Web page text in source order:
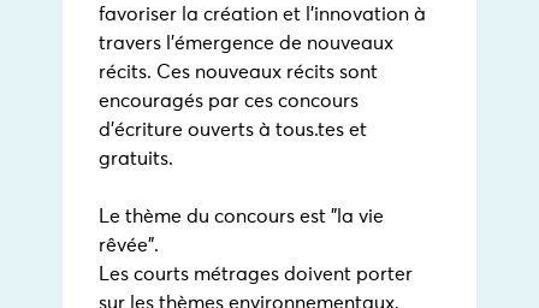
favoriser la création et l’innovation à
travers l’émergence de nouveaux
récits. Ces nouveaux récits sont
encouragés par ces concours
d’écriture ouverts à tous.tes et
gratuits.
Le thème du concours est "la vie
rêvée".
Les courts métrages doivent porter
sur les thèmes environnementaux,